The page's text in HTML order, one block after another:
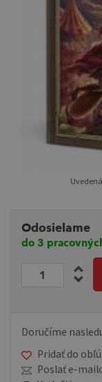
Odosielame
do 3
Doručíme
Pridať do
Poslať e-